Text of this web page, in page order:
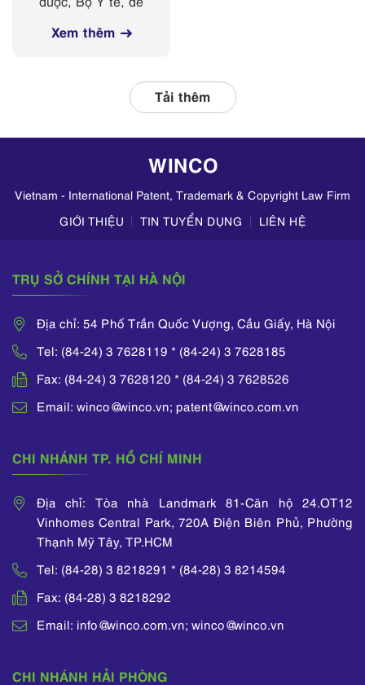
các nền tảng
mạng xã hội
tỉnh, thành phố
liên quan, tập
trung kiểm tra
Xem thêm
Tải thêm
WINCO
Vietnam - International Patent, Trademark & Copyright Law Firm
GIỚI THIỆU
TIN TUYỂN DỤNG LIÊN HỆ
TRỤ SỞ CHÍNH TẠI HÀ NỘI
Địa chỉ: 54 Phố Trần Quốc Vượng, Cầu Giấy, Hà Nội
Tel: (84-24) 3 7628119 * (84-24) 3 7628185
Fax: (84-24) 3 7628120 * (84-24) 3 7628526
Email: winco@winco.vn; patent@winco.com.vn
CHI NHÁNH TP. HỒ CHÍ MINH
Địa chỉ: Tòa nhà Landmark 81-Căn hộ 24.OT12
Vinhomes Central Park, 720A Điện Biên Phủ, Phường
Thạnh Mỹ Tây, TP.HCM
Tel: (84-28) 3 8218291 * (84-28) 3 8214594
Fax: (84-28) 3 8218292
Email: info@winco.com.vn; winco@winco.vn
CHI NHÁNH HẢI PHÒNG